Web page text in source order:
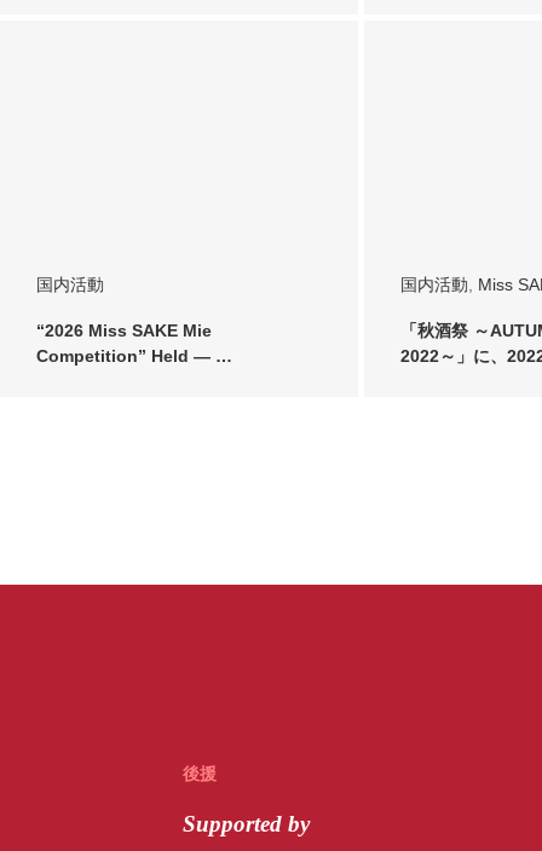
国内活動
“2026 Miss SAKE Mie
Competition” Held — …
国内活動 Miss
「秋酒祭 ～
2022～」に、
後援
Supported by